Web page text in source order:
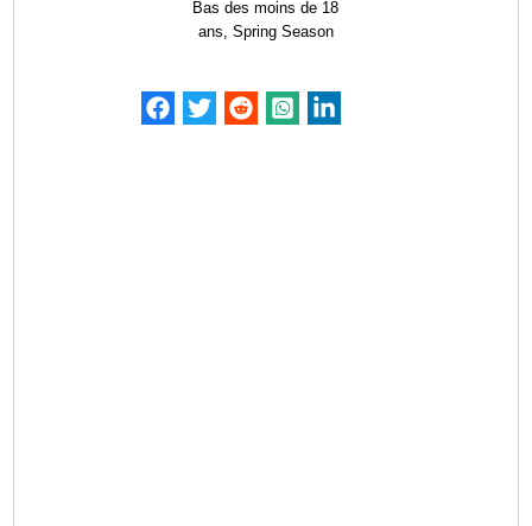
Bas des moins de 18
ans, Spring Season